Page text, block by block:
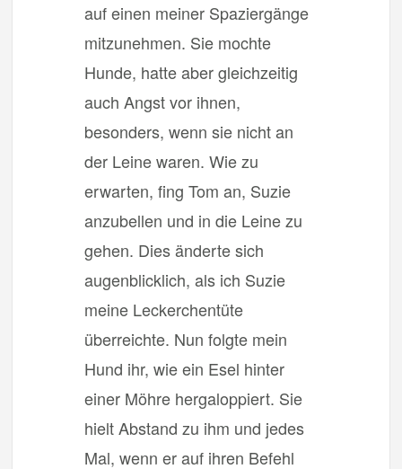
auf einen meiner Spaziergänge
mitzunehmen. Sie mochte
Hunde, hatte aber gleichzeitig
auch Angst vor ihnen,
besonders, wenn sie nicht an
der Leine waren. Wie zu
erwarten, fing Tom an, Suzie
anzubellen und in die Leine zu
gehen. Dies änderte sich
augenblicklich, als ich Suzie
meine Leckerchentüte
überreichte. Nun folgte mein
Hund ihr, wie ein Esel hinter
einer Möhre hergaloppiert. Sie
hielt Abstand zu ihm und jedes
Mal, wenn er auf ihren Befehl